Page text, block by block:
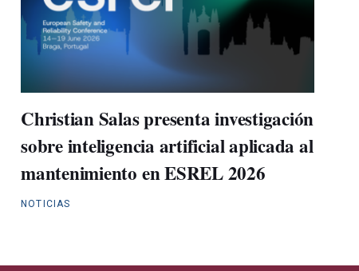
Christian Salas presenta investigación
sobre inteligencia artificial aplicada al
mantenimiento en ESREL 2026
NOTICIAS